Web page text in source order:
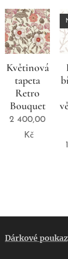
Květinová
tapeta
Retro
Bouquet
2 400,00
Kč
Dárkové